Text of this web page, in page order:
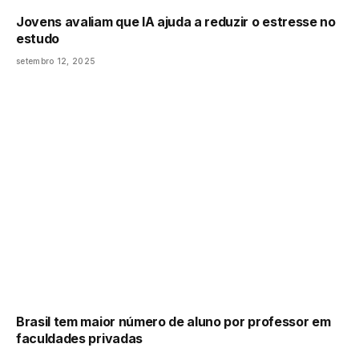
Jovens avaliam que IA ajuda a reduzir o estresse no
estudo
setembro 12, 2025
Brasil tem maior número de aluno por professor em
faculdades privadas